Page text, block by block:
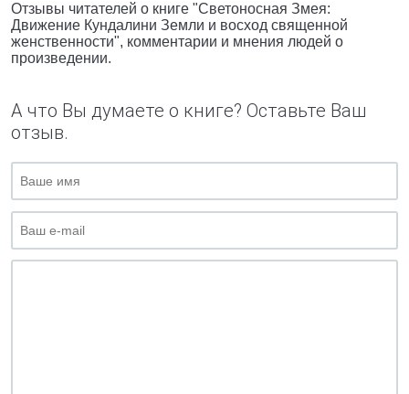
Отзывы читателей о книге "Светоносная Змея:
Движение Кундалини Земли и восход священной
женственности", комментарии и мнения людей о
произведении.
А что Вы думаете о книге? Оставьте Ваш
отзыв.